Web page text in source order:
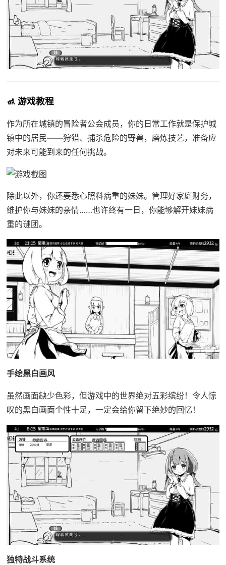
🚮 游戏教程
作为所在城镇的冒险者公会成员，你的日常工作就是保护城
镇中的居民——狩猎、捕杀危险的野兽，磨炼技艺，准备应
对未来可能到来的任何挑战。
除此以外，你还要悉心照料病重的妹妹。管理好家庭财务，
维护你与妹妹的亲情……也许终有一日，你能够解开妹妹病
重的谜团。
手绘黑白画风
虽然画面缺少色彩，但游戏中的世界绝对五彩缤纷！令人惊
叹的黑白画面个性十足，一定会给你留下绝妙的回忆！
独特战斗系统